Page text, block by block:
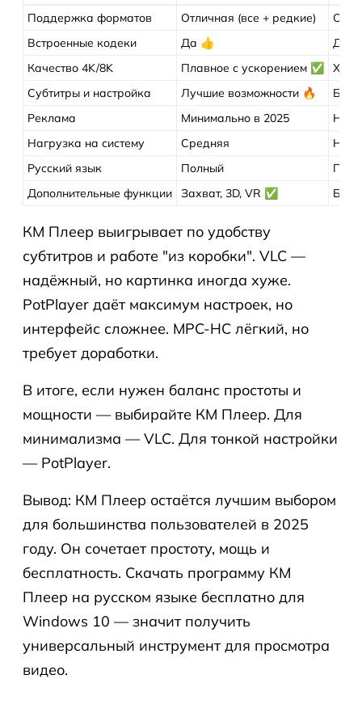
Поддержка форматов
Отличная (все + редкие)
Встроенные кодеки
Да 👍
Да
Качество 4K/8K
Плавное с ускорением ✅
Субтитры и настройка
Лучшие возможности 🔥
Реклама
Минимально в 2025
Нет
Нагрузка на систему
Средняя
Русский язык
Полный
Дополнительные функции
Захват, 3D, VR ✅
КМ Плеер выигрывает по удобству
субтитров и работе "из коробки". VLC —
надёжный, но картинка иногда хуже.
PotPlayer даёт максимум настроек, но
интерфейс сложнее. MPC-HC лёгкий, но
требует доработки.
В итоге, если нужен баланс простоты и
мощности — выбирайте КМ Плеер. Для
минимализма — VLC. Для тонкой настройки
— PotPlayer.
Вывод: КМ Плеер остаётся лучшим выбором
для большинства пользователей в 2025
году. Он сочетает простоту, мощь и
бесплатность. Скачать программу КМ
Плеер на русском языке бесплатно для
Windows 10 — значит получить
универсальный инструмент для просмотра
видео.